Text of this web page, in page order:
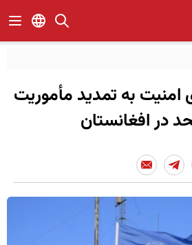
امنیت به تمدید مأموریت
در افغانستان